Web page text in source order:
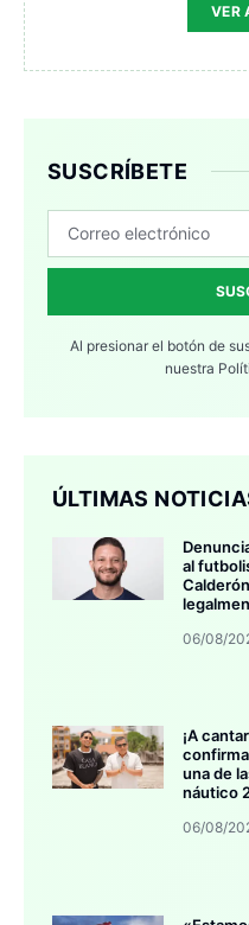
VER
SUSCRÍBETE
Al presionar el botón de
nuestra
ÚLTIMAS
al
06/08/
¡A
una de
náutico
06/08/